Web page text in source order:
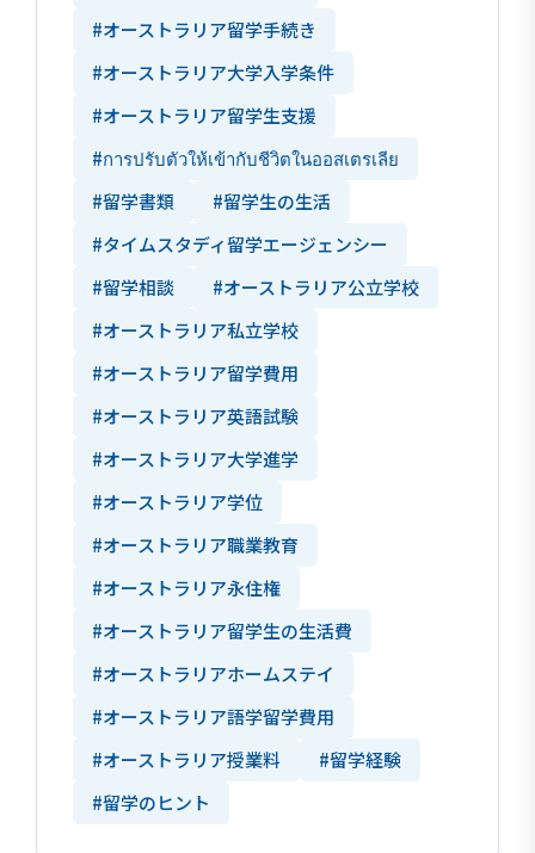
#オーストラリア留学手続き
#オーストラリア大学入学条件
#オーストラリア留学生支援
#การปรับตัวให้เข้ากับชีวิตในออสเตรเลีย
#留学書類
#留学生の生活
#タイムスタディ留学エージェンシー
#留学相談
#オーストラリア公立学校
#オーストラリア私立学校
#オーストラリア留学費用
#オーストラリア英語試験
#オーストラリア大学進学
#オーストラリア学位
#オーストラリア職業教育
#オーストラリア永住権
#オーストラリア留学生の生活費
#オーストラリアホームステイ
#オーストラリア語学留学費用
#オーストラリア授業料
#留学経験
#留学のヒント